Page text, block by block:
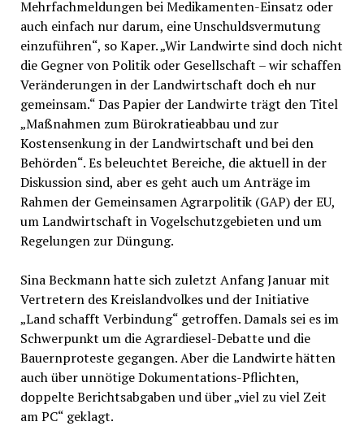
Mehrfachmeldungen bei Medikamenten-Einsatz oder
auch einfach nur darum, eine Unschuldsvermutung
einzuführen“, so Kaper. „Wir Landwirte sind doch nicht
die Gegner von Politik oder Gesellschaft – wir schaffen
Veränderungen in der Landwirtschaft doch eh nur
gemeinsam.“ Das Papier der Landwirte trägt den Titel
„Maßnahmen zum Bürokratieabbau und zur
Kostensenkung in der Landwirtschaft und bei den
Behörden“. Es beleuchtet Bereiche, die aktuell in der
Diskussion sind, aber es geht auch um Anträge im
Rahmen der Gemeinsamen Agrarpolitik (GAP) der EU,
um Landwirtschaft in Vogelschutzgebieten und um
Regelungen zur Düngung.
Sina Beckmann hatte sich zuletzt Anfang Januar mit
Vertretern des Kreislandvolkes und der Initiative
„Land schafft Verbindung“ getroffen. Damals sei es im
Schwerpunkt um die Agrardiesel-Debatte und die
Bauernproteste gegangen. Aber die Landwirte hätten
auch über unnötige Dokumentations-Pflichten,
doppelte Berichtsabgaben und über „viel zu viel Zeit
am PC“ geklagt.